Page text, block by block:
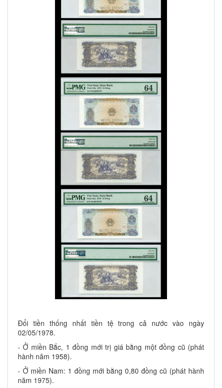
Đổi tiền thống nhất tiền tệ trong cả nước vào ngày
02/05/1978.
- Ở miền Bắc, 1 đồng mới trị giá bằng một đồng cũ (phát
hành năm 1958).
- Ở miền Nam: 1 đồng mới bằng 0,80 đồng cũ (phát hành
năm 1975).